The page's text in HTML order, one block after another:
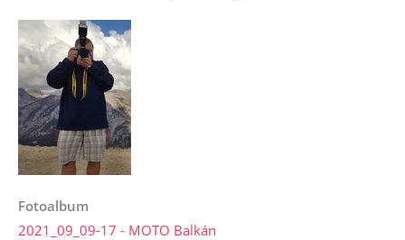
Fotoalbum
2021_09_09-17 - MOTO Balkán